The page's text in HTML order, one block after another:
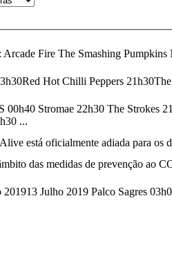
Arcade Fire The Smashing
Hot Chilli Peppers
00h40 Stromae 22h30 The Strokes
...
está oficialmente adiada para
das medidas de prevenção ao
201913 Julho 2019 Palco Sagres